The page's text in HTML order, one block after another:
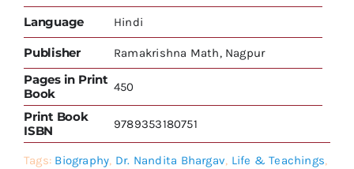
Language Hindi
Publisher Ramakrishna Math, Nagpur
Pages in Print
Book
450
Print Book
ISBN
9789353180751
Tags: Biography, Dr. Nandita Bhargav, Life & Teachings,